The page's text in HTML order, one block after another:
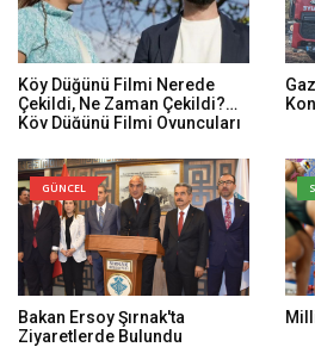
Köy Düğünü Filmi Nerede
Çekildi, Ne Zaman Çekildi?
Köy Düğünü Filmi Oyuncuları
GÜNCEL
Bakan Ersoy Şırnak'ta
Ziyaretlerde Bulundu